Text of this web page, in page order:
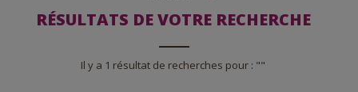
RÉSULTATS DE VOTRE RECHERCHE
Il y a 1 résultat de recherches pour : ""